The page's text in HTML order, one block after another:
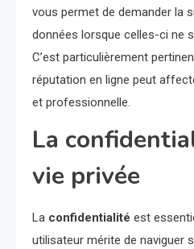
vous permet de demander la
données lorsque celles-ci ne
C’est particulièrement
réputation en ligne peut
et professionnelle.
La
vie privée
La confidentialité est
utilisateur mérite de naviguer